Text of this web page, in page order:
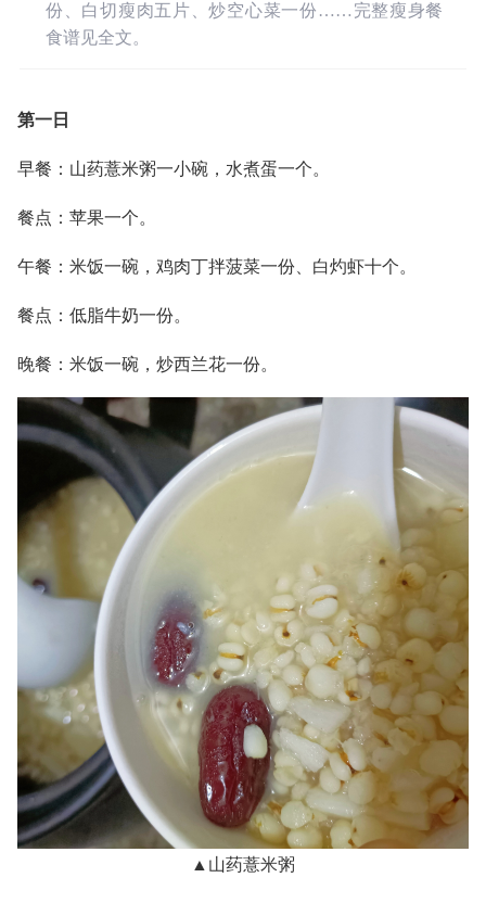
份、白切瘦肉五片、炒空心菜一份……完整瘦身餐
食谱见全文。
第一日
早餐：山药薏米粥一小碗，水煮蛋一个。
餐点：苹果一个。
午餐：米饭一碗，鸡肉丁拌菠菜一份、白灼虾十个。
餐点：低脂牛奶一份。
晚餐：米饭一碗，炒西兰花一份。
▲山药薏米粥